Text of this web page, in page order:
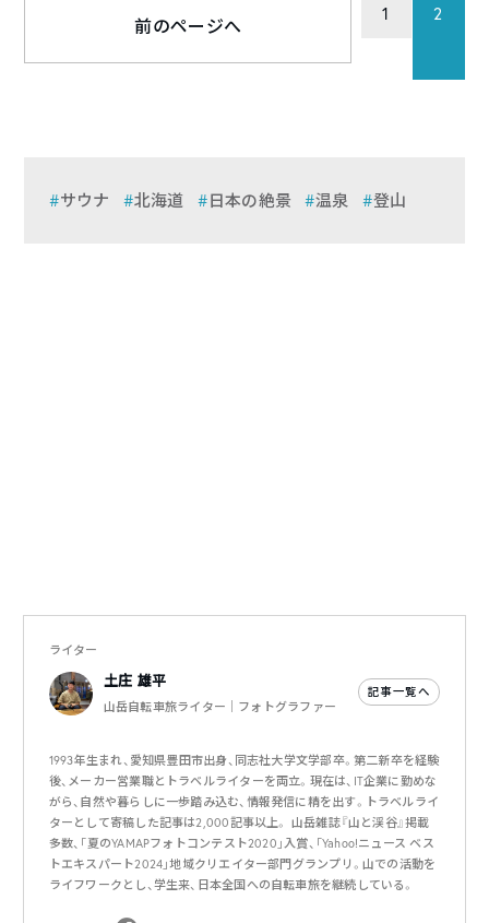
前のページへ
1 2
サウナ 北海道 日本の絶景 温泉 登山
ライター
土庄 雄平
山岳自転車旅ライター｜フォトグラファー
記事一覧へ
1993年生まれ、愛知県豊田市出身、同志社大学文学部卒。第二新卒を経験
後、メーカー営業職とトラベルライターを両立。現在は、IT企業に勤めな
がら、自然や暮らしに一歩踏み込む、情報発信に精を出す。トラベルライ
ターとして寄稿した記事は2,000記事以上。 山岳雑誌『山と渓谷』掲載
多数、「夏のYAMAPフォトコンテスト2020」入賞、「Yahoo!ニュース ベス
トエキスパート2024」地域クリエイター部門グランプリ。山での活動を
ライフワークとし、学生来、日本全国への自転車旅を継続している。